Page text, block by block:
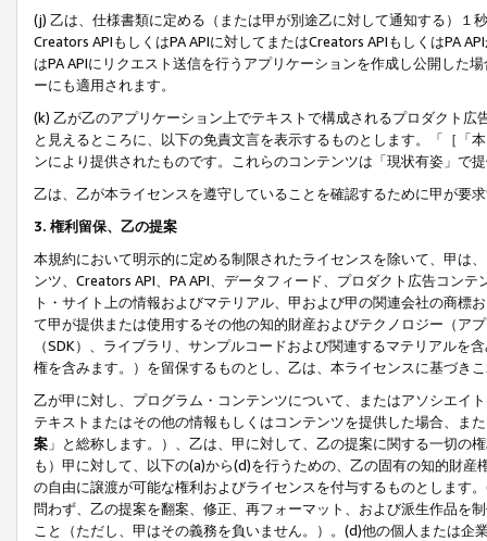
(j) 乙は、仕様書類に定める（または甲が別途乙に対して通知する）
Creators APIもしくはPA APIに対してまたはCreators APIもしくはPA
はPA APIにリクエスト送信を行うアプリケーションを作成し公開した
ーにも適用されます。
(k) 乙が乙のアプリケーション上でテキストで構成されるプロダクト
と見えるところに、以下の免責文言を表示するものとします。「［「
ンにより提供されたものです。これらのコンテンツは「現状有姿」で
乙は、乙が本ライセンスを遵守していることを確認するために甲が要
3. 権利留保、乙の提案
本規約において明示的に定める制限されたライセンスを除いて、甲は
ンツ、Creators API、PA API、データフィード、プロダクト広告コン
ト・サイト上の情報およびマテリアル、甲および甲の関連会社の商
て甲が提供または使用するその他の知的財産およびテクノロジー（ア
（SDK）、ライブラリ、サンプルコードおよび関連するマテリアル
権を含みます。）を留保するものとし、乙は、本ライセンスに基づき
乙が甲に対し、プログラム・コンテンツについて、またはアソシエイ
テキストまたはその他の情報もしくはコンテンツを提供した場合、ま
案 」と総称します。）、乙は、甲に対して、乙の提案に関する一切
も）甲に対して、以下の(a)から(d)を行うための、乙の固有の知的財
の自由に譲渡が可能な権利およびライセンスを付与するものとします
問わず、乙の提案を翻案、修正、再フォーマット、および派生作品を
こと（ただし、甲はその義務を負いません。）。(d)他の個人または